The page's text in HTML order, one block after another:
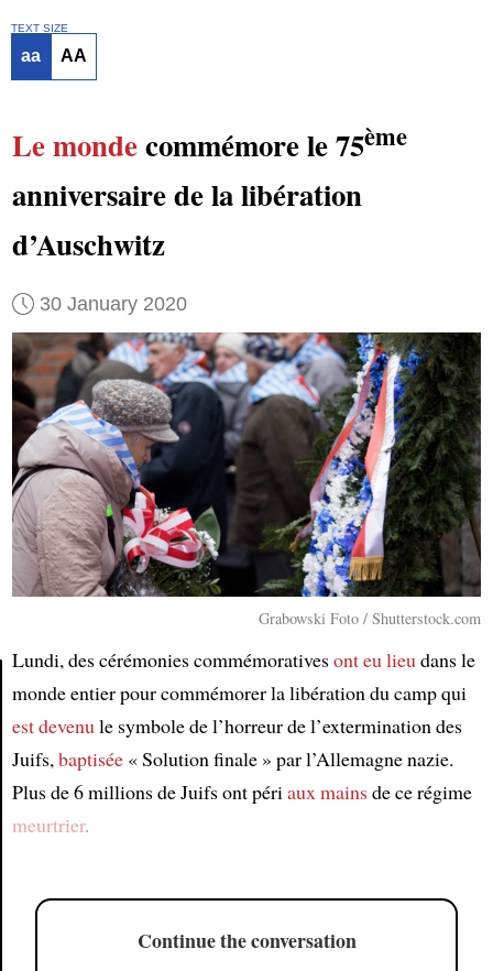
Article
TEXT SIZE
aa AA
Le mondecommémore le 75ème
anniversaire de la libération
d’Auschwitz
30 January 2020
Grabowski Foto / Shutterstock.com
Lundi, des cérémonies commémorativesont eu lieudans le
monde entier pour commémorer la libération du camp qui
est devenule symbole de l’horreur de l’extermination des
Juifs,baptisée« Solution finale » par l’Allemagne nazie.
Plus de 6 millions de Juifs ont périaux mainsde ce régime
meurtrier.
Continue the conversation